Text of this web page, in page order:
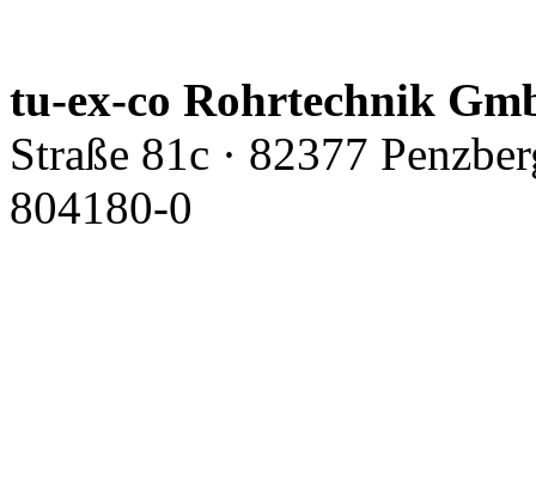
tu-ex-co Rohrtechnik
Straße 81c · 82377
804180-0